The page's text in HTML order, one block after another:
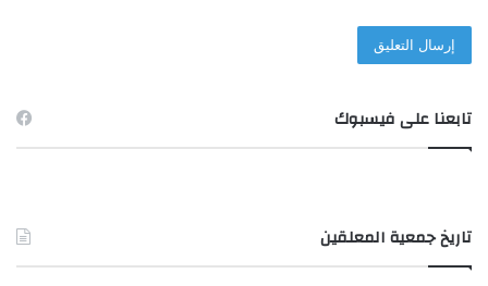
تابعنا على فيسبوك
تاريخ جمعية المعلقين